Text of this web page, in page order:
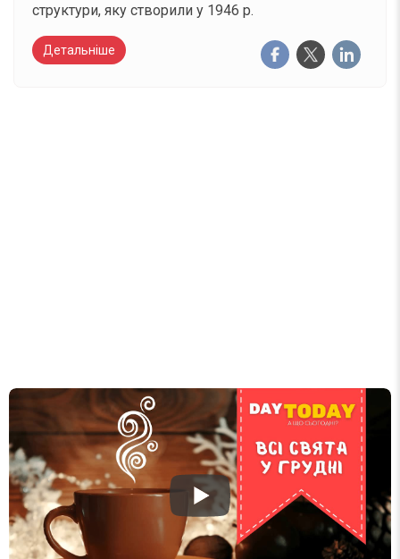
структури, яку створили у 1946 р.
Детальніше